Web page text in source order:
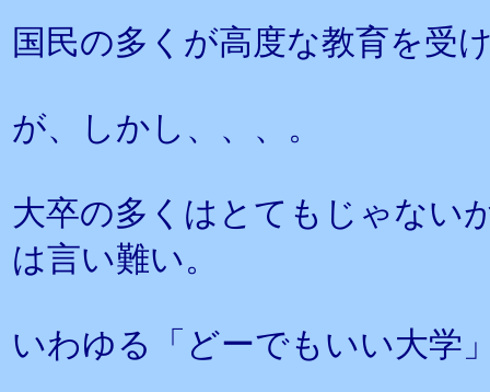
国民の多くが高度な教育を受
が、しかし、、、。
大卒の多くはとてもじゃない
は言い難い。
いわゆる「どーでもいい大学